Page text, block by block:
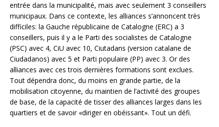
entrée dans la municipalité, mais avec seulement 3 conseillers
municipaux. Dans ce contexte, les alliances s’annoncent très
difficiles: la Gauche républicaine de Catalogne (ERC) a 3
conseillers, puis il y a le Parti des socialistes de Catalogne
(PSC) avec 4, CiU avec 10, Ciutadans (version catalane de
Ciudadanos) avec 5 et Parti populaire (PP) avec 3. Or des
alliances avec ces trois dernières formations sont exclues.
Tout dépendra donc, du moins en grande partie, de la
mobilisation citoyenne, du maintien de l’activité des groupes
de base, de la capacité de tisser des alliances larges dans les
quartiers et de savoir «diriger en obéissant». Tout un défi.